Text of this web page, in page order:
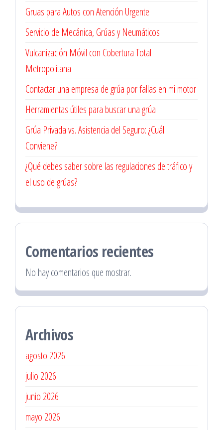
Gruas para Autos con Atención Urgente
Servicio de Mecánica, Grúas y Neumáticos
Vulcanización Móvil con Cobertura Total
Metropolitana
Contactar una empresa de grúa por fallas en mi motor
Herramientas útiles para buscar una grúa
Grúa Privada vs. Asistencia del Seguro: ¿Cuál
Conviene?
¿Qué debes saber sobre las regulaciones de tráfico y
el uso de grúas?
Comentarios recientes
No hay comentarios que mostrar.
Archivos
agosto 2026
julio 2026
junio 2026
mayo 2026